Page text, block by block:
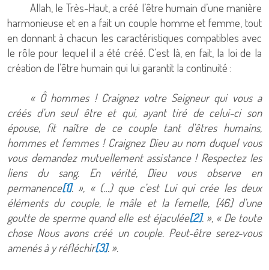
Allah, le Très-Haut, a créé l’être humain d’une manière
harmonieuse et en a fait un couple homme et femme, tout
en donnant à chacun les caractéristiques compatibles avec
le rôle pour lequel il a été créé. C’est là, en fait, la loi de la
création de l’être humain qui lui garantit la continuité :
« Ô hommes ! Craignez votre Seigneur qui vous a
créés d’un seul être et qui, ayant tiré de celui-ci son
épouse, fit naître de ce couple tant d’êtres humains,
hommes et femmes ! Craignez Dieu au nom duquel vous
vous demandez mutuellement assistance ! Respectez les
liens du sang. En vérité, Dieu vous observe en
permanence[1]. », « (…) que c’est Lui qui crée les deux
éléments du couple, le mâle et la femelle, [46] d’une
goutte de sperme quand elle est éjaculée[2]. », « De toute
chose Nous avons créé un couple. Peut-être serez-vous
amenés à y réfléchir[3]. ».